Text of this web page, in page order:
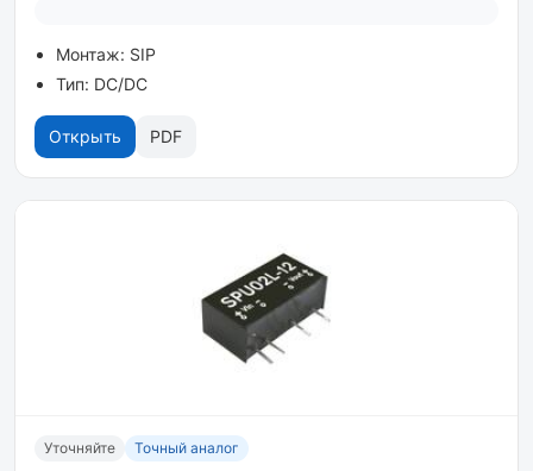
Монтаж: SIP
Тип: DC/DC
Открыть PDF
Уточняйте Точный аналог